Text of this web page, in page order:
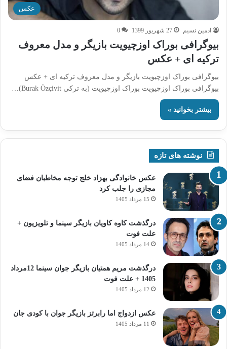
عکس
ادمین نسیم 27 شهریور 1399 0
بیوگرافی بوراک اوزچیویت بازیگر و مدل معروف
ترکیه ای + عکس
بیوگرافی بوراک اوزچیویت بازیگر و مدل معروف ترکیه ای + عکس
بیوگرافی بوراک اوزچیویت بوراک اوزچیویت (به ترکی Burak Özçivit)…
بیشتر بخوانید »
نوشته های تازه
عکس خانوادگی بهزاد خلج توجه مخاطبان فضای
مجازی را جلب کرد
15 مرداد 1405
درگذشت کاوه کاویان بازیگر سینما و تلویزیون +
علت فوت
14 مرداد 1405
درگذشت مریم همتیان بازیگر جوان سینما 12مرداد
1405 + علت فوت
12 مرداد 1405
عکس ازدواج اما رابرتز بازیگر جوان با کودی جان
11 مرداد 1405